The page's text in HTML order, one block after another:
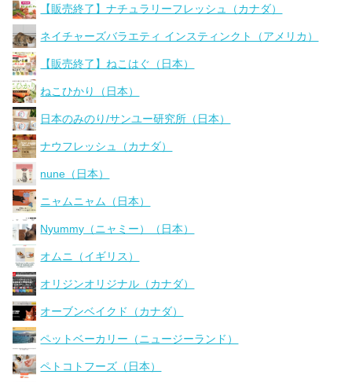
【販売終了】ナチュラリーフレッシュ（カナダ）
ネイチャーズバラエティ インスティンクト（アメリカ）
【販売終了】ねこはぐ（日本）
ねこひかり（日本）
日本のみのり/サンユー研究所（日本）
ナウフレッシュ（カナダ）
nune（日本）
ニャムニャム（日本）
Nyummy（ニャミー）（日本）
オムニ（イギリス）
オリジンオリジナル（カナダ）
オーブンベイクド（カナダ）
ペットベーカリー（ニュージーランド）
ペトコトフーズ（日本）